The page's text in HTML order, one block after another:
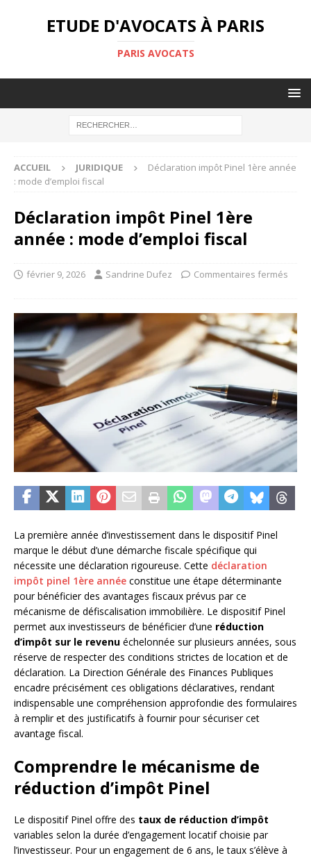
ETUDE D'AVOCATS À PARIS
PARIS AVOCATS
ACCUEIL JURIDIQUE
Déclaration impôt Pinel 1ère année
: mode d’emploi fiscal
Déclaration impôt Pinel 1ère
année : mode d’emploi fiscal
février 9, 2026 Sandrine Dufez Commentaires fermés
La première année d’investissement dans le dispositif Pinel
marque le début d’une démarche fiscale spécifique qui
nécessite une déclaration rigoureuse. Cette déclaration
impôt pinel 1ère année constitue une étape déterminante
pour bénéficier des avantages fiscaux prévus par ce
mécanisme de défiscalisation immobilière. Le dispositif Pinel
permet aux investisseurs de bénéficier d’une réduction
d’impôt sur le revenu échelonnée sur plusieurs années, sous
réserve de respecter des conditions strictes de location et de
déclaration. La Direction Générale des Finances Publiques
encadre précisément ces obligations déclaratives, rendant
indispensable une compréhension approfondie des formulaires
à remplir et des justificatifs à fournir pour sécuriser cet
avantage fiscal.
Comprendre le mécanisme de
réduction d’impôt Pinel
Le dispositif Pinel offre des taux de réduction d’impôt
variables selon la durée d’engagement locatif choisie par
l’investisseur. Pour un engagement de 6 ans, le taux s’élève à